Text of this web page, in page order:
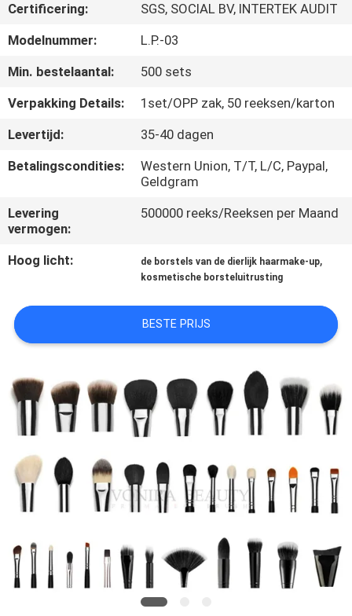
KWALITEITSCONTROLE
SITEMAP
PRIVACY
POLICY
Certificering:
SGS, SOCIAL BV, INTERTEK AUDIT
Modelnummer:
L.P.-03
Min. bestelaantal:
500 sets
Verpakking Details:
1set/OPP zak, 50 reeksen/karton
Levertijd:
35-40 dagen
Betalingscondities:
Western Union, T/T, L/C, Paypal,
Geldgram
Levering
vermogen:
500000 reeks/Reeksen per Maand
Hoog licht: de borstels van de dierlijk haarmake-up,
kosmetische borsteluitrusting
BESTE PRIJS